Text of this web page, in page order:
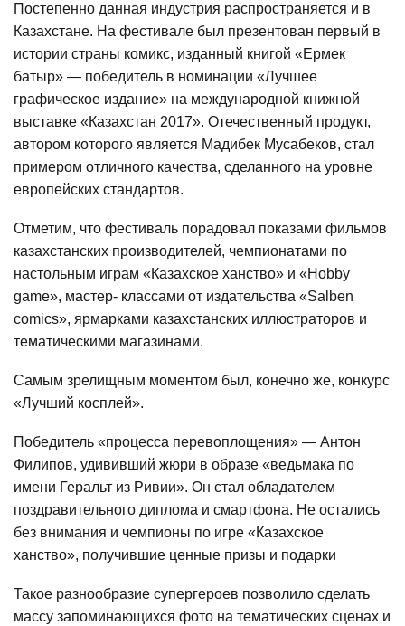
Постепенно данная индустрия распространяется и в
Казахстане. На фестивале был презентован первый в
истории страны комикс, изданный книгой «Ермек
батыр» — победитель в номинации «Лучшее
графическое издание» на международной книжной
выставке «Казахстан 2017». Отечественный продукт,
автором которого является Мадибек Мусабеков, стал
примером отличного качества, сделанного на уровне
европейских стандартов.
Отметим, что фестиваль порадовал показами фильмов
казахстанских производителей, чемпионатами по
настольным играм «Казахское ханство» и «Hobby
game», мастер- классами от издательства «Salben
comics», ярмарками казахстанских иллюстраторов и
тематическими магазинами.
Самым зрелищным моментом был, конечно же, конкурс
«Лучший косплей».
Победитель «процесса перевоплощения» — Антон
Филипов, удививший жюри в образе «ведьмака по
имени Геральт из Ривии». Он стал обладателем
поздравительного диплома и смартфона. Не остались
без внимания и чемпионы по игре «Казахское
ханство», получившие ценные призы и подарки
Такое разнообразие супергероев позволило сделать
массу запоминающихся фото на тематических сценах и